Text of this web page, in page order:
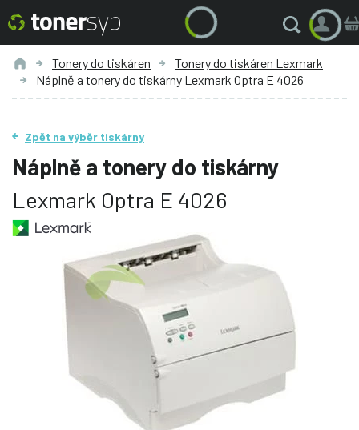
Tonery do tiskáren
Tonery do tiskáren Lexmark
Náplně a tonery do tiskárny Lexmark Optra E 4026
Zpět na výběr tiskárny
Náplně a tonery do tiskárny
Lexmark Optra E 4026